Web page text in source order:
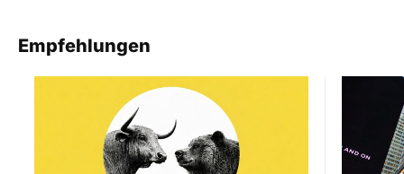
Empfehlungen